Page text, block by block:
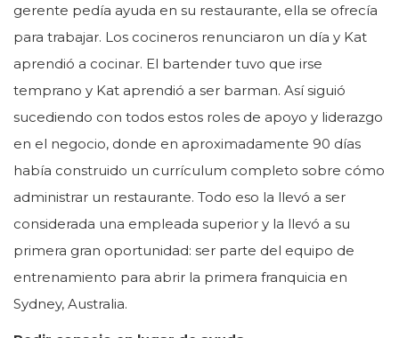
gerente pedía ayuda en su restaurante, ella se ofrecía
para trabajar. Los cocineros renunciaron un día y Kat
aprendió a cocinar. El bartender tuvo que irse
temprano y Kat aprendió a ser barman. Así siguió
sucediendo con todos estos roles de apoyo y liderazgo
en el negocio, donde en aproximadamente 90 días
había construido un currículum completo sobre cómo
administrar un restaurante. Todo eso la llevó a ser
considerada una empleada superior y la llevó a su
primera gran oportunidad: ser parte del equipo de
entrenamiento para abrir la primera franquicia en
Sydney, Australia.